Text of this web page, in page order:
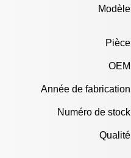
Modèle
Pièce
OEM
Année de fabrication
Numéro de stock
Qualité